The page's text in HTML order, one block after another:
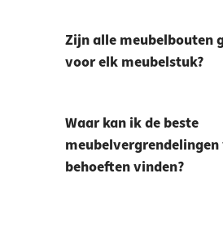
Zijn alle meubelbouten
voor elk meubelstuk?
Waar kan ik de beste
behoeften vinden?